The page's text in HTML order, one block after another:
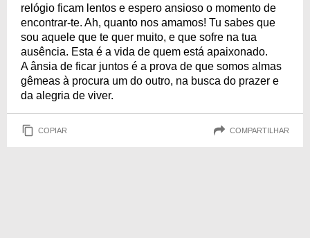
relógio ficam lentos e espero ansioso o momento de
encontrar-te. Ah, quanto nos amamos! Tu sabes que
sou aquele que te quer muito, e que sofre na tua
ausência. Esta é a vida de quem está apaixonado.
A ânsia de ficar juntos é a prova de que somos almas
gêmeas à procura um do outro, na busca do prazer e
da alegria de viver.
COPIAR COMPARTILHAR